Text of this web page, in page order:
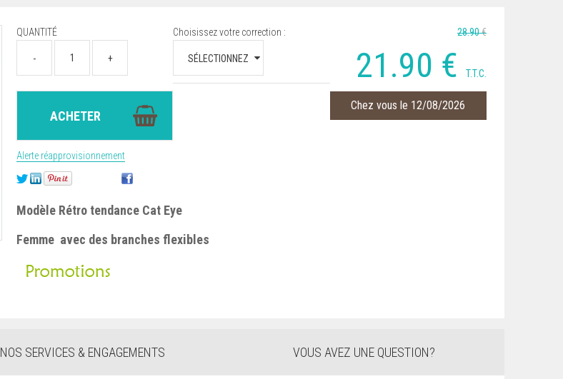
28.90€
21.90 € T.T.C.
Chez vous le 12/08/2026
QUANTITÉ Choisissez votre correction :
Alerte réapprovisionnement
Modèle Rétro tendance Cat Eye
Femme avec des branches flexibles
NOS SERVICES & ENGAGEMENTS VOUS AVEZ UNE QUESTION?